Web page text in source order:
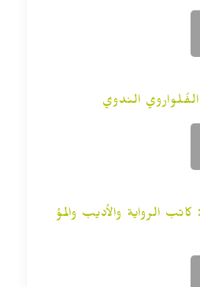
الندوي
الرواية والأديب والمؤ